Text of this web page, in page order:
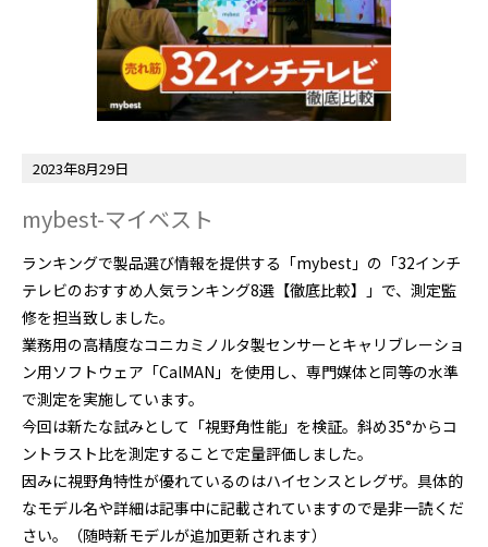
2023年8月29日
mybest-マイベスト
ランキングで製品選び情報を提供する「mybest」の「32インチ
テレビのおすすめ人気ランキング8選【徹底比較】
」で、測定監
修を担当致しました。
業務用の高精度なコニカミノルタ製センサーとキャリブレーショ
ン用ソフトウェア「CalMAN」を使用し、専門媒体と同等の水準
で測定を実施しています。
今回は新たな試みとして「視野角性能」を検証。斜め35°からコ
ントラスト比を測定することで定量評価しました。
因みに視野角特性が優れているのはハイセンスとレグザ。具体的
なモデル名や詳細は記事中に記載されていますので是非一読くだ
さい。（随時新モデルが追加更新されます）